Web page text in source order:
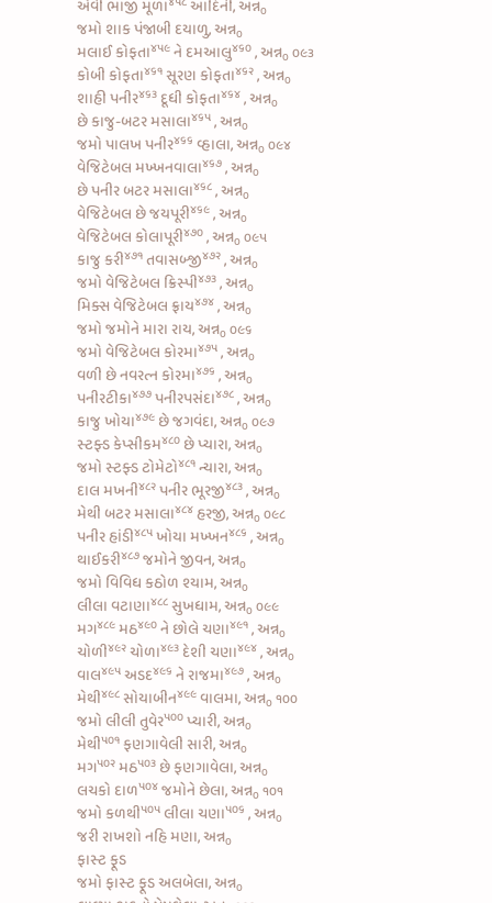
એવી ભાજી મૂળા આદિની, અન્ન૦
જમો શાક પંજાબી દયાળુ, અન્ન૦
મલાઈ કોફતા૪૫૯ ને દમઆલુ૪૬૦ , અન્ન૦ ૦૯૩
કોબી કોફતા૪૬૧ સૂરણ કોફતા૪૬૨ , અન્ન૦
શાહી પનીર૪૬૩ દૂધી કોફતા૪૬૪ , અન્ન૦
છેકાજુ-બટર મસાલા૪૬૫ , અન્ન૦
જમોપાલખ પનીર૪૬૬ વ્હાલા, અન્ન૦ ૦૯૪
વેજિટેબલ મખ્ખનવાલા૪૬૭ , અન્ન૦
છેપનીર બટર મસાલા૪૬૮ , અન્ન૦
વેજિટેબલ છે જયપૂરી૪૬૯ , અન્ન૦
વેજિટેબલ કોલાપૂરી૪૭૦ , અન્ન૦ ૦૯૫
કાજુ કરી૪૭૧ તવાસબ્જી૪૭૨ , અન્ન૦
જમોવેજિટેબલ ક્રિસ્પી૪૭૩ , અન્ન૦
મિક્સ વેજિટેબલ ફ્રાય૪૭૪ , અન્ન૦
જમો જમોને મારા રાય, અન્ન૦ ૦૯૬
જમોવેજિટેબલ કોરમા૪૭૫ , અન્ન૦
વળી છેનવરત્ન કોરમા૪૭૬ , અન્ન૦
પનીરટીકા૪૭૭ પનીરપસંદા૪૭૮ , અન્ન૦
કાજુ ખોયા૪૭૯ છે જગવંદા, અન્ન૦ ૦૯૭
સ્ટફ્ડ કેપ્સીકમ૪૮૦ છે પ્યારા, અન્ન૦
જમોસ્ટફ્ડ ટોમેટો૪૮૧ ન્યારા, અન્ન૦
દાલ મખની૪૮૨ પનીર ભૂરજી૪૮૩ , અન્ન૦
મેથી બટર મસાલા૪૮૪ હરજી, અન્ન૦ ૦૯૮
પનીર હાંડી૪૮૫ ખોયા મખ્ખન૪૮૬ , અન્ન૦
થાઈકરી૪૮૭ જમોને જીવન, અન્ન૦
જમો વિવિધ કઠોળ શ્યામ, અન્ન૦
લીલા વટાણા૪૮૮ સુખધામ, અન્ન૦ ૦૯૯
મગ૪૮૯ મઠ૪૯૦ ને છોલે ચણા૪૯૧ , અન્ન૦
ચોળી૪૯૨ ચોળા૪૯૩ દેશી ચણા૪૯૪ , અન્ન૦
વાલ૪૯૫ અડદ૪૯૬ નેરાજમા૪૯૭ , અન્ન૦
મેથી૪૯૮ સોયાબીન૪૯૯ વાલમા, અન્ન૦ ૧૦૦
જમો લીલી તુવેર૫૦૦ પ્યારી, અન્ન૦
મેથી૫૦૧ ફણગાવેલી સારી, અન્ન૦
મગ૫૦૨ મઠ૫૦૩ છે ફણગાવેલા, અન્ન૦
લચકો દાળ૫૦૪ જમોને છેલા, અન્ન૦ ૧૦૧
જમો કળથી૫૦૫ લીલા ચણા૫૦૬ , અન્ન૦
જરી રાખશો નહિ મણા, અન્ન૦
ફાસ્ટ ફૂડ
જમો ફાસ્ટ ફૂડ અલબેલા, અન્ન૦